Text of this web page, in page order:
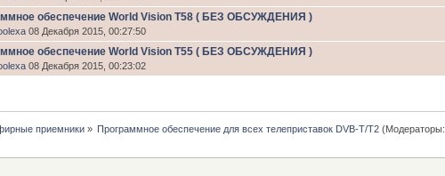
обеспечение World Vision T58 ( БЕЗ ОБСУЖДЕНИЯ )
08 Декабря 2015, 00:27:50
обеспечение World Vision T55 ( БЕЗ ОБСУЖДЕНИЯ )
08 Декабря 2015, 00:23:02
приемники» Программное обеспечение для всех телеприставок DVB-Т/T2 (Модераторы: